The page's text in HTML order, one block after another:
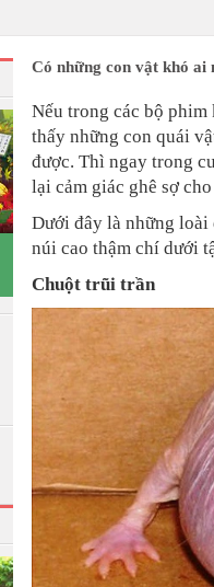
Có những con vật khó
Nếu trong các bộ
thấy những con quái
được. Thì ngay trong
lại cảm giác ghê sợ
Dưới đây là những loài
núi cao thậm chí dưới
Chuột trũi trần